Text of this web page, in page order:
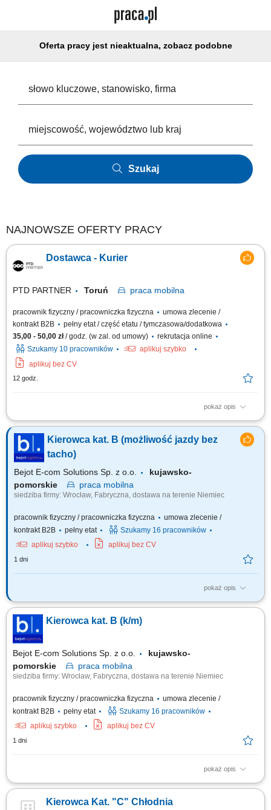
Oferta pracy jest nieaktualna, zobacz podobne
Szukaj
NAJNOWSZE OFERTY PRACY
Dostawca - Kurier
PTD PARTNER Toruń praca mobilna
pracownik fizyczny / pracowniczka fizyczna
umowa zlecenie /
kontrakt B2B
pełny etat / część etatu / tymczasowa/dodatkowa
35,00 - 50,00 zł/ godz. (w zal. od umowy)
rekrutacja online
Szukamy 10 pracowników
aplikuj szybko
aplikuj bez CV
12 godz.
pokaż opis
Zakres obowiązków Odbieranie i dostarczanie posiłków/zakupów;
Utrzymywanie dobrych relacji z klientami;
Kierowca kat. B (możliwość jazdy bez
tacho)
Bejot E-com Solutions Sp. z o.o.
kujawsko-
pomorskie
praca mobilna
siedziba firmy: Wrocław, Fabryczna, dostawa na terenie Niemiec
pracownik fizyczny / pracowniczka fizyczna
umowa zlecenie /
kontrakt B2B
pełny etat
Szukamy 16 pracowników
aplikuj szybko
aplikuj bez CV
1 dni
pokaż opis
Twój zakres obowiązków RYNEK – Niemcy - jazda BEZ tachografu
załadunek i rozładunek mebli, praca zgodnie z harmonogramem oraz
instrukcjami przekazywanymi przez firmę, korzystanie z firmowej aplikacji
do obsługi zleceń,...
Kierowca kat. B (k/m)
Bejot E-com Solutions Sp. z o.o.
kujawsko-
pomorskie
praca mobilna
siedziba firmy: Wrocław, Fabryczna, dostawa na terenie Niemiec
pracownik fizyczny / pracowniczka fizyczna
umowa zlecenie /
kontrakt B2B
pełny etat
Szukamy 16 pracowników
aplikuj szybko
aplikuj bez CV
1 dni
pokaż opis
Opis stanowiska Twój dzień pracy to realizacja harmonogramu dostaw
kat. B w obsadzie jednoosobowej, pracując w trybie bez rejestracji czasu
Kierowca Kat. "C" Chłodnia